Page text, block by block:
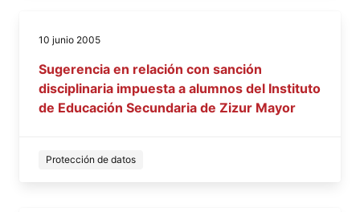
10 junio 2005
Sugerencia en relación con sanción
disciplinaria impuesta a alumnos del Instituto
de Educación Secundaria de Zizur Mayor
Protección de datos